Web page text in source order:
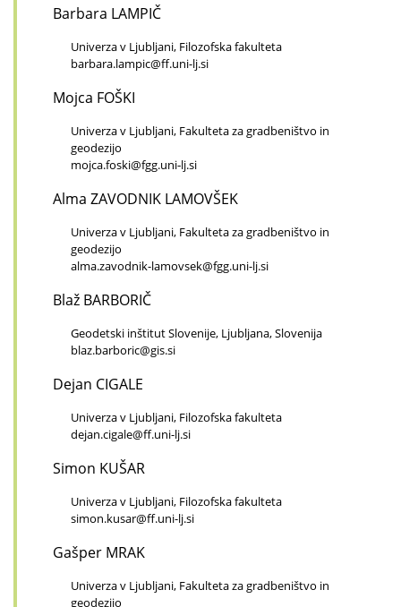
Barbara LAMPIČ
Univerza v Ljubljani, Filozofska fakulteta
barbara.lampic@ff.uni-lj.si
Mojca FOŠKI
Univerza v Ljubljani, Fakulteta za gradbeništvo in
geodezijo
mojca.foski@fgg.uni‑lj.si
Alma ZAVODNIK LAMOVŠEK
Univerza v Ljubljani, Fakulteta za gradbeništvo in
geodezijo
alma.zavodnik-lamovsek@fgg.uni-lj.si
Blaž BARBORIČ
Geodetski inštitut Slovenije, Ljubljana, Slovenija
blaz.barboric@gis.si
Dejan CIGALE
Univerza v Ljubljani, Filozofska fakulteta
dejan.cigale@ff.uni-lj.si
Simon KUŠAR
Univerza v Ljubljani, Filozofska fakulteta
simon.kusar@ff.uni-lj.si
Gašper MRAK
Univerza v Ljubljani, Fakulteta za gradbeništvo in
geodezijo